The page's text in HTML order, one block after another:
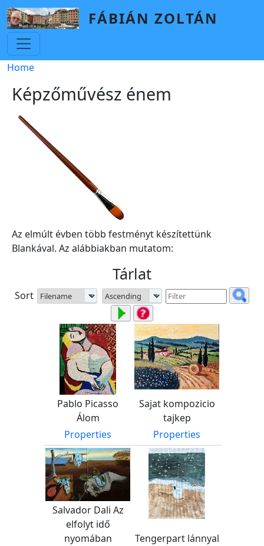
Skip to main content
FÁBIÁN ZOLTÁN
Breadcrumb
Home
Képzőművész énem
Az elmúlt évben több festményt készítettünk
Blankával. Az alábbiakban mutatom:
Tárlat
Sort
Pablo Picasso
Álom
Properties
Sajat kompozicio
tajkep
Properties
Salvador Dali Az
elfolyt idő
nyomában
Tengerpart lánnyal